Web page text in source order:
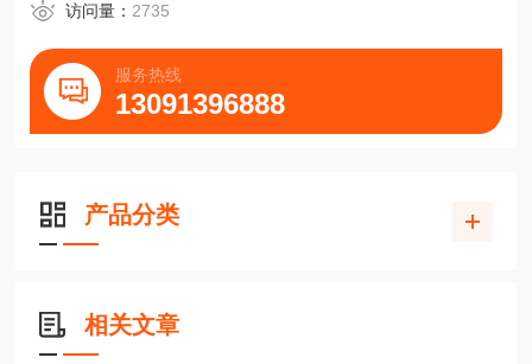
访问量： 2735
服务热线
13091396888
产品分类
相关文章